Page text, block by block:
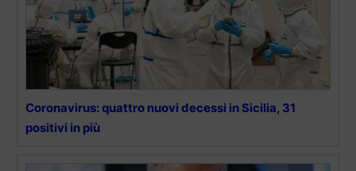
Coronavirus: quattro nuovi decessi in Sicilia, 31
positivi in più